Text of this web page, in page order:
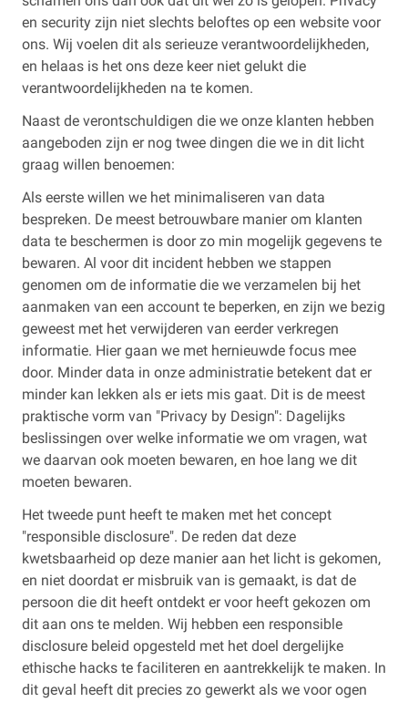
en security zijn niet slechts beloftes op een website voor
ons. Wij voelen dit als serieuze verantwoordelijkheden,
en helaas is het ons deze keer niet gelukt die
verantwoordelijkheden na te komen.
Naast de verontschuldigen die we onze klanten hebben
aangeboden zijn er nog twee dingen die we in dit licht
graag willen benoemen:
Als eerste willen we het minimaliseren van data
bespreken. De meest betrouwbare manier om klanten
data te beschermen is door zo min mogelijk gegevens te
bewaren. Al voor dit incident hebben we stappen
genomen om de informatie die we verzamelen bij het
aanmaken van een account te beperken, en zijn we bezig
geweest met het verwijderen van eerder verkregen
informatie. Hier gaan we met hernieuwde focus mee
door. Minder data in onze administratie betekent dat er
minder kan lekken als er iets mis gaat. Dit is de meest
praktische vorm van "Privacy by Design": Dagelijks
beslissingen over welke informatie we om vragen, wat
we daarvan ook moeten bewaren, en hoe lang we dit
moeten bewaren.
Het tweede punt heeft te maken met het concept
"responsible disclosure". De reden dat deze
kwetsbaarheid op deze manier aan het licht is gekomen,
en niet doordat er misbruik van is gemaakt, is dat de
persoon die dit heeft ontdekt er voor heeft gekozen om
dit aan ons te melden. Wij hebben een responsible
disclosure beleid opgesteld met het doel dergelijke
ethische hacks te faciliteren en aantrekkelijk te maken. In
dit geval heeft dit precies zo gewerkt als we voor ogen